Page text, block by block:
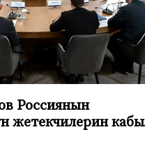
Россиянын
жетекчилерин